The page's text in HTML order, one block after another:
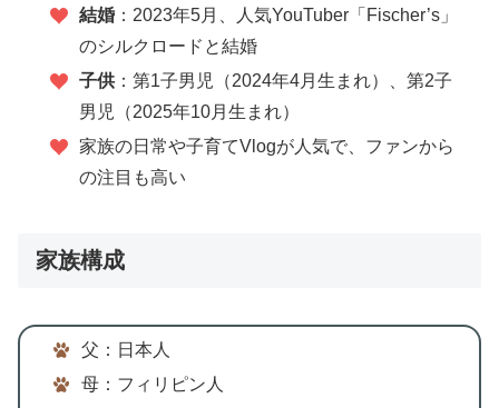
結婚：2023年5月、人気YouTuber「Fischer’s」
のシルクロードと結婚
子供：第1子男児（2024年4月生まれ）、第2子
男児（2025年10月生まれ）
家族の日常や子育てVlogが人気で、ファンから
の注目も高い
家族構成
父：日本人
母：フィリピン人